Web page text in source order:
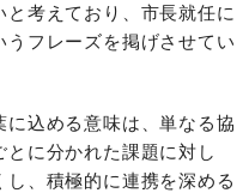
考えており、市長就任に
フレーズを掲げさせてい
込める意味は、単なる協
に分かれた課題に対し
、積極的に連携を深める